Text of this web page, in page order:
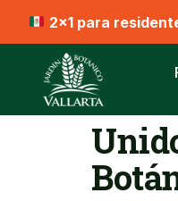
2x1 para